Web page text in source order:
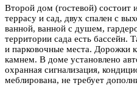
Второй дом (гостевой) состоит
террасу и сад, двух спален с
ванной, ванной с душем,
территории сада есть бассейн.
и парковочные места. Дорожки
камнем. В доме установлено
охранная сигнализация,
меблирована, не требует